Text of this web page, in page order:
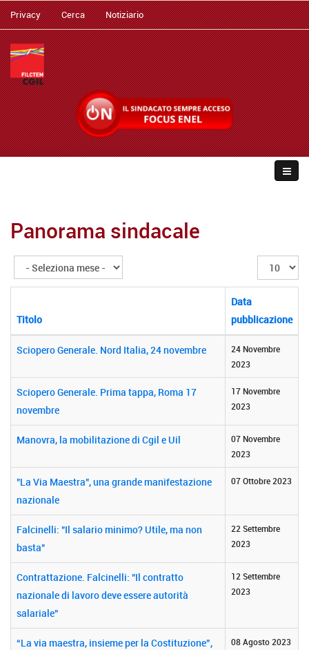
Privacy Cerca Notiziario
Panorama sindacale
Visualizza
n.
Titolo
Data
pubblicazione
Sciopero Generale. Nord Italia, 24 novembre
24 Novembre
2023
Sciopero Generale. Prima tappa, Roma 17
novembre
17 Novembre
2023
Manovra, la mobilitazione di Cgil e Uil
07 Novembre
2023
"La Via Maestra", una grande manifestazione
nazionale
07 Ottobre 2023
Falcinelli: "Il salario minimo? Utile, ma non
basta"
22 Settembre
2023
Contrattazione. Falcinelli: "Il contratto
nazionale di lavoro deve essere autorità
salariale"
12 Settembre
2023
“La via maestra, insieme per la Costituzione”,
08 Agosto 2023